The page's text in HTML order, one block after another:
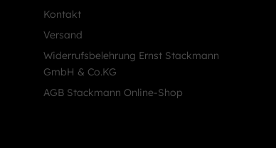
Kontakt
Versand
Widerrufsbelehrung Ernst Stackmann
GmbH & Co.KG
AGB Stackmann Online-Shop